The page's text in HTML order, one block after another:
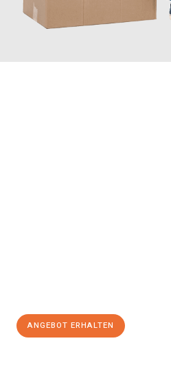
ANGEBOT ERHALTEN